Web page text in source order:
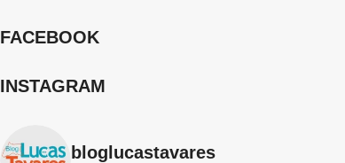
FACEBOOK
INSTAGRAM
bloglucastavares